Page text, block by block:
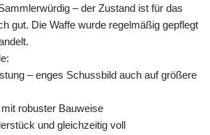
– der Zustand ist für das
gut. Die Waffe wurde regelmäßig gepflegt
– enges Schussbild auch auf größere
robuster Bauweise
und gleichzeitig voll